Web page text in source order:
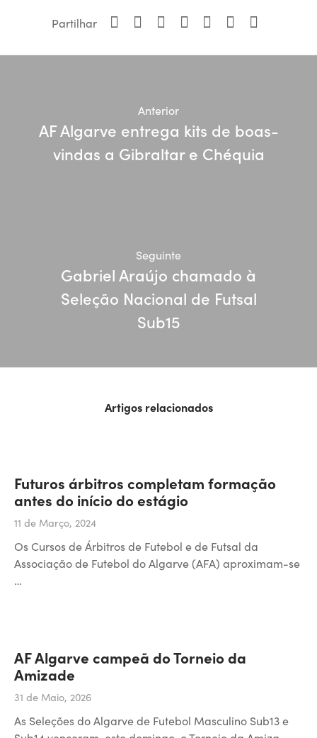
Partilhar
Anterior
AF Algarve entrega kits de boas-
vindas a Gibraltar e Chéquia
Seguinte
Gabriel Araújo chamado à
Seleção Nacional de Futsal
Sub15
Artigos relacionados
Futuros árbitros completam formação
antes do início do estágio
11 de Março, 2024
Os Cursos de Árbitros de Futebol e de Futsal da
Associação de Futebol do Algarve (AFA) aproximam-se
…
AF Algarve campeã do Torneio da
Amizade
31 de Maio, 2026
As Seleções do Algarve de Futebol Masculino Sub13 e